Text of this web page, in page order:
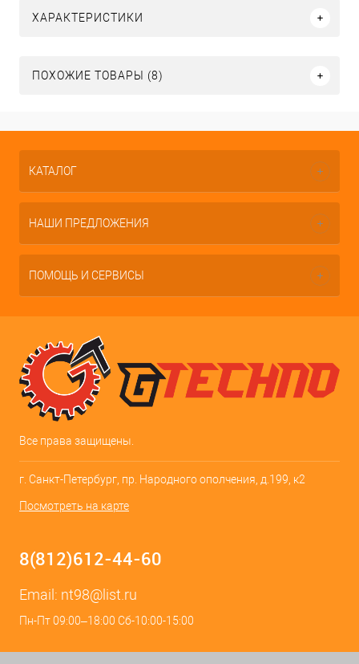
ХАРАКТЕРИСТИКИ
ПОХОЖИЕ ТОВАРЫ (8)
КАТАЛОГ
НАШИ ПРЕДЛОЖЕНИЯ
ПОМОЩЬ И СЕРВИСЫ
Все права защищены.
г. Санкт-Петербург, пр. Народного ополчения, д.199, к2
Посмотреть на карте
8(812)612-44-60
Email: nt98@list.ru
Пн-Пт 09:00–18:00 Сб-10:00-15:00